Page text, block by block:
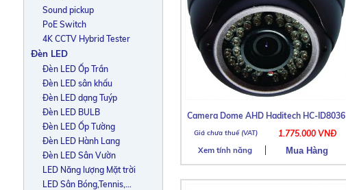
Camera Dome AHD Haditech HC-ID8036
1.775.000 VNĐ
Xem tính năng
Sound pickup
PoE Switch
4K CCTV Hybrid Tester
Đèn LED
Đèn LED Ốp Trần
Đèn LED sân khấu
Đèn LED dạng Tuýp
Đèn LED BULB
Đèn LED Ốp Tường
Đèn LED Hành Lang
Đèn LED Sân Vườn
LED Năng lượng Mặt trời
LED Sân Bóng,Tennis,...